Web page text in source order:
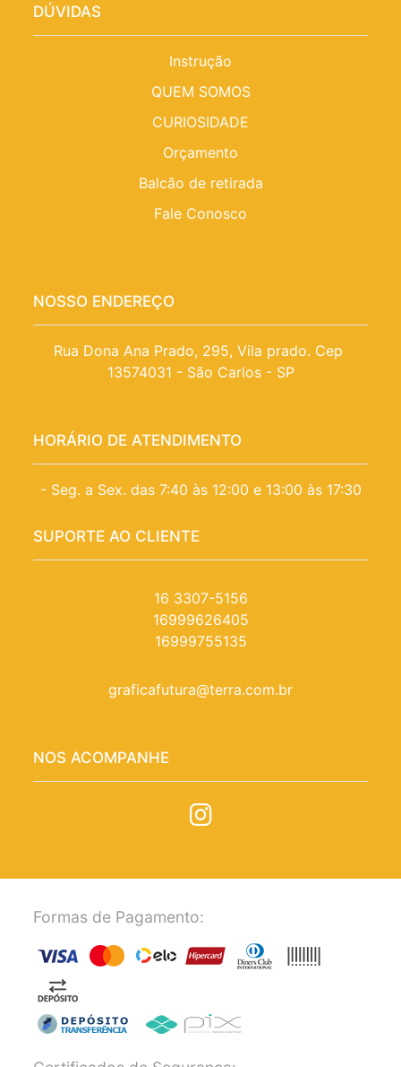
DÚVIDAS
Instrução
QUEM SOMOS
CURIOSIDADE
Orçamento
Balcão de retirada
Fale Conosco
NOSSO ENDEREÇO
Rua Dona Ana Prado, 295, Vila prado. Cep
13574031 - São Carlos - SP
HORÁRIO DE ATENDIMENTO
- Seg. a Sex. das 7:40 às 12:00 e 13:00 às 17:30
SUPORTE AO CLIENTE
16 3307-5156
16999626405
16999755135
graficafutura@terra.com.br
NOS ACOMPANHE
Formas de Pagamento: